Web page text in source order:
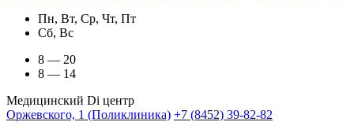
Пн, Вт, Ср, Чт, Пт
Сб, Вс
8 — 20
8 — 14
Медицинский Di центр
Оржевского, 1 (Поликлиника) +7 (8452) 39-82-82